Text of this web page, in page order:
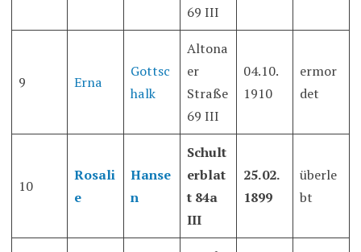
69 III
9 Erna
Gottsc
halk
Altona
er
Straße
69 III
04.10.
1910
ermor
det
10
Rosali
e
Hanse
n
Schult
erblat
t 84a
III
25.02.
1899
überle
bt